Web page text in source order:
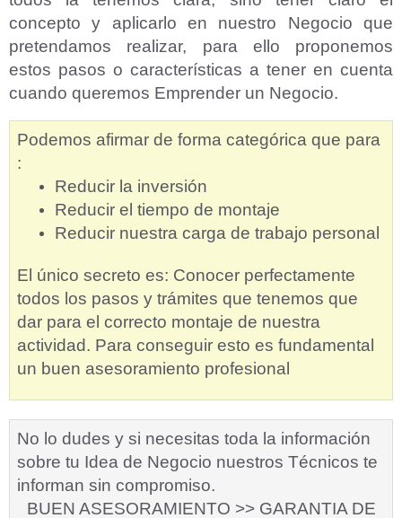
concepto y aplicarlo en nuestro Negocio que
pretendamos realizar, para ello proponemos
estos pasos o características a tener en cuenta
cuando queremos Emprender un Negocio.
Podemos afirmar de forma categórica que para
:
Reducir la inversión
Reducir el tiempo de montaje
Reducir nuestra carga de trabajo personal
El único secreto es: Conocer perfectamente
todos los pasos y trámites que tenemos que
dar para el correcto montaje de nuestra
actividad. Para conseguir esto es fundamental
un buen asesoramiento profesional
No lo dudes y si necesitas toda la información
sobre tu Idea de Negocio nuestros Técnicos te
informan sin compromiso.
BUEN ASESORAMIENTO >> GARANTIA DE